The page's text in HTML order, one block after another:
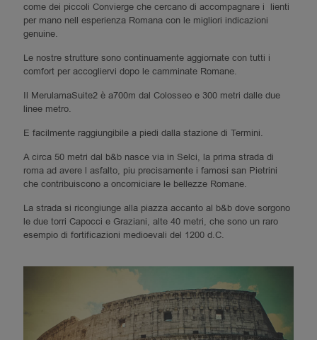
come dei piccoli Convierge che cercano di accompagnare i lienti
per mano nell esperienza Romana con le migliori indicazioni
genuine.
Le nostre strutture sono continuamente aggiornate con tutti i
comfort per accogliervi dopo le camminate Romane.
Il MerulamaSuite2 è a700m dal Colosseo e 300 metri dalle due
linee metro.
E facilmente raggiungibile a piedi dalla stazione di Termini.
A circa 50 metri dal b&b nasce via in Selci, la prima strada di
roma ad avere l asfalto, piu precisamente i famosi san Pietrini
che contribuiscono a oncorniciare le bellezze Romane.
La strada si ricongiunge alla piazza accanto al b&b dove sorgono
le due torri Capocci e Graziani, alte 40 metri, che sono un raro
esempio di fortificazioni medioevali del 1200 d.C.